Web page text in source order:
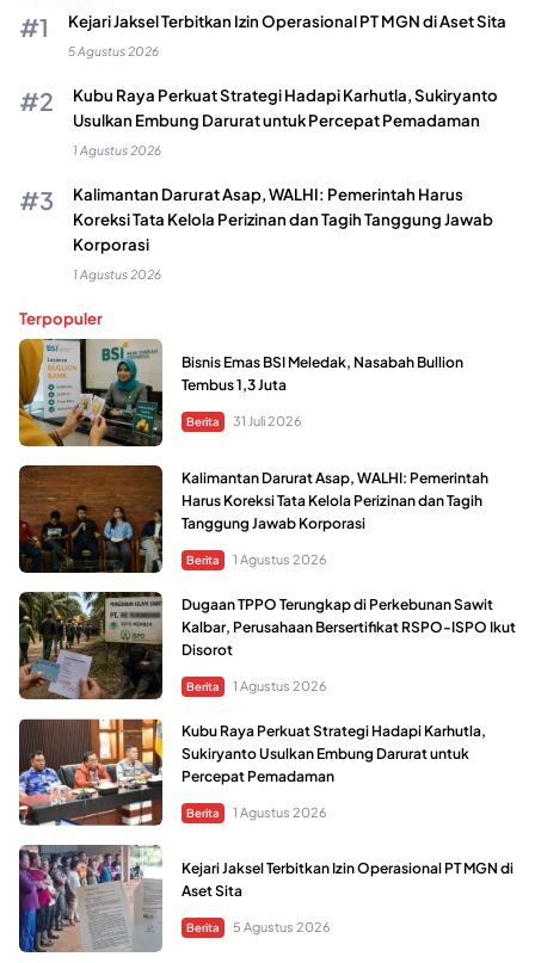
Kejari Jaksel Terbitkan Izin Operasional PT MGN di Aset Sita
5 Agustus 2026
Kubu Raya Perkuat Strategi Hadapi Karhutla, Sukiryanto
Usulkan Embung Darurat untuk Percepat Pemadaman
1 Agustus 2026
Kalimantan Darurat Asap, WALHI: Pemerintah Harus
Koreksi Tata Kelola Perizinan dan Tagih Tanggung Jawab
Korporasi
1 Agustus 2026
Terpopuler
Bisnis Emas BSI Meledak, Nasabah Bullion
Tembus 1,3 Juta
Berita 31 Juli 2026
Kalimantan Darurat Asap, WALHI: Pemerintah
Harus Koreksi Tata Kelola Perizinan dan Tagih
Tanggung Jawab Korporasi
Berita 1 Agustus 2026
Dugaan TPPO Terungkap di Perkebunan Sawit
Kalbar, Perusahaan Bersertifikat RSPO-ISPO Ikut
Disorot
Berita 1 Agustus 2026
Kubu Raya Perkuat Strategi Hadapi Karhutla,
Sukiryanto Usulkan Embung Darurat untuk
Percepat Pemadaman
Berita 1 Agustus 2026
Kejari Jaksel Terbitkan Izin Operasional PT MGN di
Aset Sita
Berita 5 Agustus 2026